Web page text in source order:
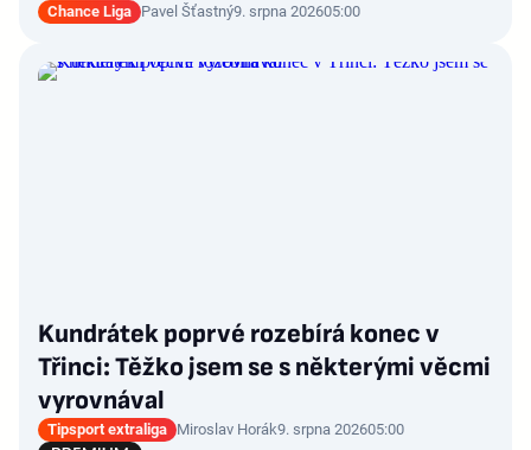
Chance Liga Pavel Šťastný9. srpna 202605:00
Kundrátek poprvé rozebírá konec v
Třinci: Těžko jsem se s některými věcmi
vyrovnával
Tipsport extraliga Miroslav Horák9. srpna 202605:00